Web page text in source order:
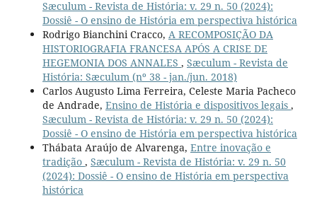
Sæculum - Revista de História: v. 29 n. 50 (2024):
Dossiê - O ensino de História em perspectiva histórica
Rodrigo Bianchini Cracco, A RECOMPOSIÇÃO DA
HISTORIOGRAFIA FRANCESA APÓS A CRISE DE
HEGEMONIA DOS ANNALES , Sæculum - Revista de
História: Sæculum (nº 38 - jan./jun. 2018)
Carlos Augusto Lima Ferreira, Celeste Maria Pacheco
de Andrade, Ensino de História e dispositivos legais ,
Sæculum - Revista de História: v. 29 n. 50 (2024):
Dossiê - O ensino de História em perspectiva histórica
Thábata Araújo de Alvarenga, Entre inovação e
tradição , Sæculum - Revista de História: v. 29 n. 50
(2024): Dossiê - O ensino de História em perspectiva
histórica